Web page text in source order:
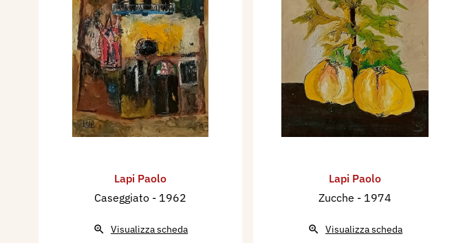
Lapi Paolo
Caseggiato - 1962
Visualizza scheda
Lapi Paolo
Zucche - 1974
Visualizza scheda